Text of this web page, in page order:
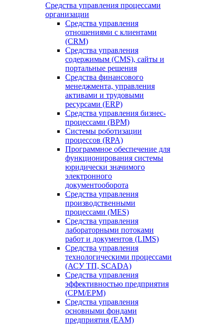
Средства управления процессами
организации
Средства управления
отношениями с клиентами
(CRM)
Средства управления
содержимым (CMS), сайты и
портальные решения
Средства финансового
менеджмента, управления
активами и трудовыми
ресурсами (ERP)
Средства управления бизнес-
процессами (BPM)
Системы роботизации
процессов (RPA)
Программное обеспечение для
функционирования системы
юридически значимого
электронного
документооборота
Средства управления
производственными
процессами (MES)
Средства управления
лабораторными потоками
работ и документов (LIMS)
Средства управления
технологическими процессами
(АСУ ТП, SCADA)
Средства управления
эффективностью предприятия
(CPM/EPM)
Средства управления
основными фондами
предприятия (EAM)